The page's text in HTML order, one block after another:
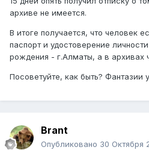
архиве не имеется.
В итоге получается, что человек
паспорт и удостоверение
рождения - г.Алматы, а в архивах
Посоветуйте, как быть? Фантазии
Brant
Опубликовано 30 Октября